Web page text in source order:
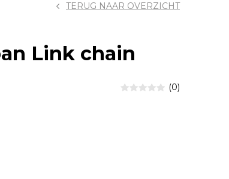
Link chain
TERUG NAAR OVERZICHT
(0)